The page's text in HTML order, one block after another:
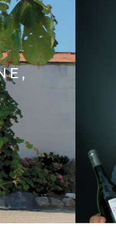
DU
DE
DANS LE
Vins rouges
pour la